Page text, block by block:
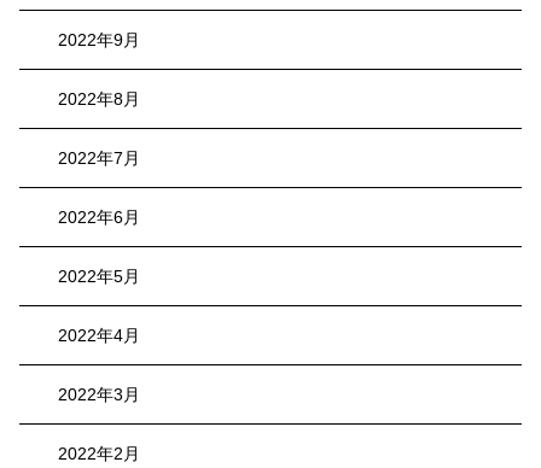
2022年9月
2022年8月
2022年7月
2022年6月
2022年5月
2022年4月
2022年3月
2022年2月